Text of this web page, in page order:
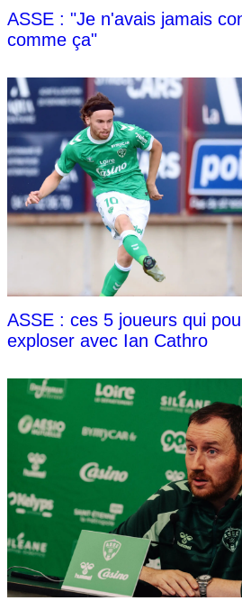
ASSE : "Je n'avais jamais
comme ça"
ASSE : ces 5 joueurs qui
exploser avec Ian Cathro